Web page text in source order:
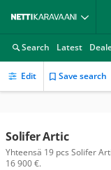
Search Latest
Edit Save search
Solifer Artic
Yhteensä 19 pcs Solifer
16 900 €.